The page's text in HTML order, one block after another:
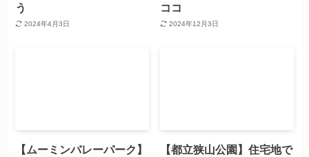
う
2024年4月3日
ココ
2024年12月3日
【ムーミンバレーパーク】
【都立狭山公園】住宅地で